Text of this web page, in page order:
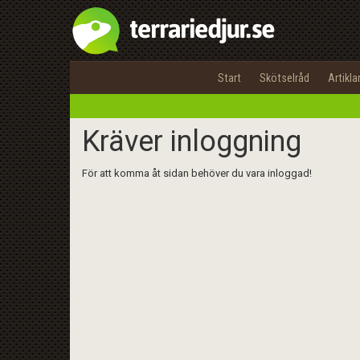
Start Skötselråd Artiklar
Kräver inloggning
För att komma åt sidan behöver du vara inloggad!